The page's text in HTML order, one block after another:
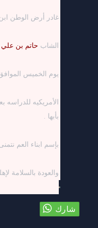
غادر أرض الوطن
الشاب حاتم بن علي
يوم الخميس الموافق 1/3/1430 الى الولايات
الأمريكيه للدراسه
بأبها .
بإسم ابناء العم
والعودة بالسلامة